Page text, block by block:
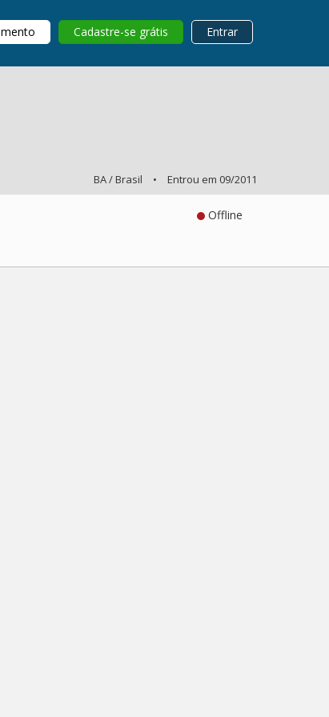
Cadastre-se grátis Entrar
BA / Brasil • Entrou em 09/2011
Offline